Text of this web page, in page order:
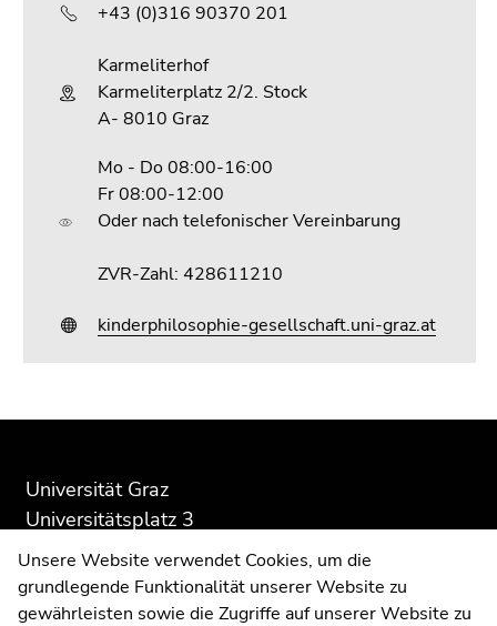
+43 (0)316 90370 201
Karmeliterhof
Karmeliterplatz 2/2. Stock
A- 8010 Graz
Mo - Do 08:00-16:00
Fr 08:00-12:00
Oder nach telefonischer Vereinbarung
ZVR-Zahl: 428611210
kinderphilosophie-gesellschaft.uni-graz.at
Seitenbereichs:
Zusatzinformationen:
Universität Graz
Universitätsplatz 3
8010 Graz
Seitenbereichs.
der
Seitenbereiche
Seitenbereichs.
der
Seitenbereiche
Unsere Website verwendet Cookies, um die
grundlegende Funktionalität unserer Website zu
gewährleisten sowie die Zugriffe auf unserer Website zu